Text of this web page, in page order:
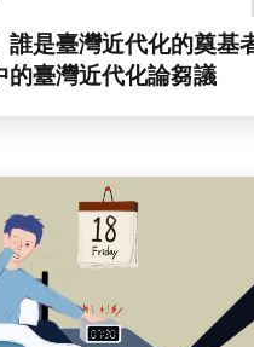
誰是臺灣近代化的奠基
的臺灣近代化論芻議